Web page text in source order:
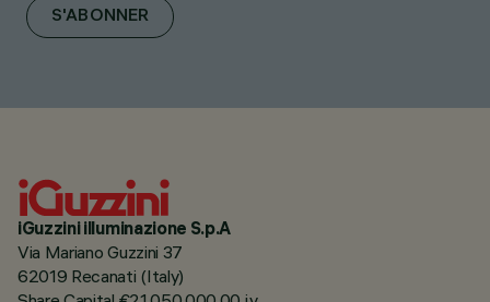
S'ABONNER
iGuzzini illuminazione S.p.A
Via Mariano Guzzini 37
62019 Recanati (Italy)